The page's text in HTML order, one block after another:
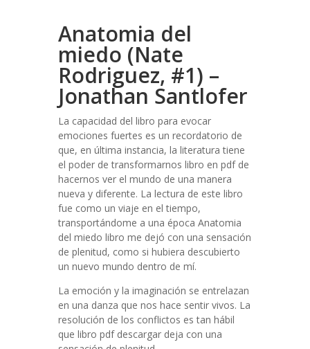
Anatomia del
miedo (Nate
Rodriguez, #1) –
Jonathan Santlofer
La capacidad del libro para evocar
emociones fuertes es un recordatorio de
que, en última instancia, la literatura tiene
el poder de transformarnos libro en pdf de
hacernos ver el mundo de una manera
nueva y diferente. La lectura de este libro
fue como un viaje en el tiempo,
transportándome a una época Anatomia
del miedo libro me dejó con una sensación
de plenitud, como si hubiera descubierto
un nuevo mundo dentro de mí.
La emoción y la imaginación se entrelazan
en una danza que nos hace sentir vivos. La
resolución de los conflictos es tan hábil
que libro pdf descargar deja con una